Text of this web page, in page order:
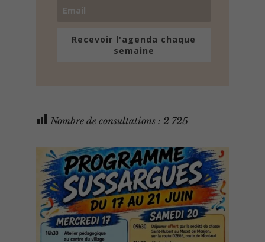
Recevoir l'agenda chaque
semaine
Nombre de consultations : 2 725